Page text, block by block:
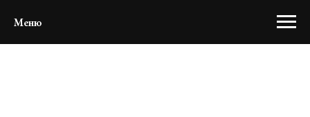
Меню